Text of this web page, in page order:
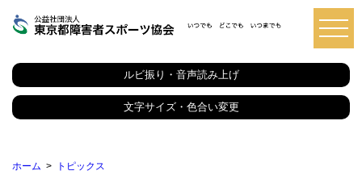
都
障
害
者
ス
協
ルビ振り・音声読み上げ
文字サイズ・色合い変更
ホーム トピックス